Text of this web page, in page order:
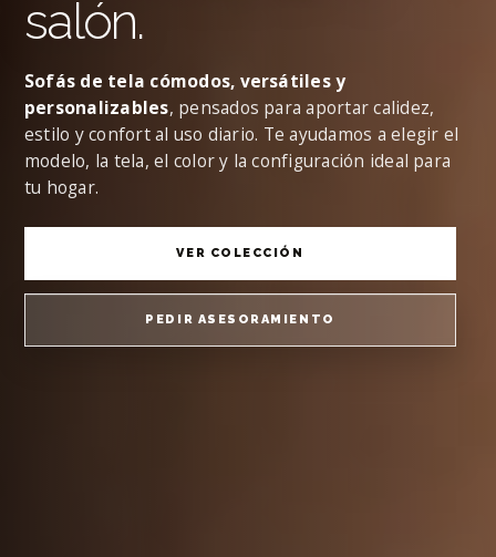
salón.
Sofás de tela cómodos, versátiles y
personalizables, pensados para aportar calidez,
estilo y confort al uso diario. Te ayudamos a elegir el
modelo, la tela, el color y la configuración ideal para
tu hogar.
VER COLECCIÓN
PEDIR ASESORAMIENTO